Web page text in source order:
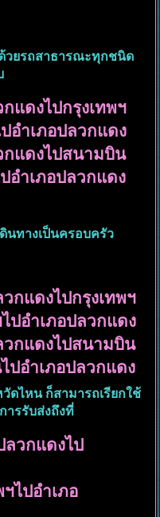
วยรถสาธารณะทุกชนิด
แดงไปกรุงเทพฯ
อำเภอปลวกแดง
กแดงไปสนามบิน
อำเภอปลวกแดง
นทางเป็นครอบครัว
กแดงไปกรุงเทพฯ
ปอำเภอปลวกแดง
วกแดงไปสนามบิน
ปอำเภอปลวกแดง
ดไหน ก็สามารถเรียกใช้
ารรับส่งถึงที่
ลวกแดงไป
ไปอำเภอ